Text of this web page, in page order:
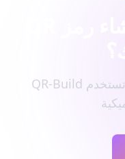
انضم إلى آلاف الشركات التي تستخدم QR-Build